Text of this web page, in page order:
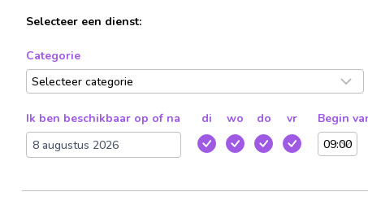
Selecteer een dienst:
Categorie
Ik ben beschikbaar op of na di wo do vr Begin